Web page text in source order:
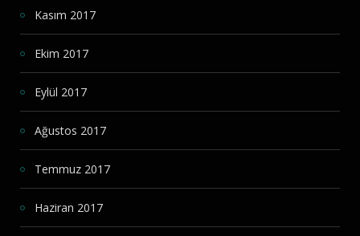
Kasım 2017
Ekim 2017
Eylül 2017
Ağustos 2017
Temmuz 2017
Haziran 2017